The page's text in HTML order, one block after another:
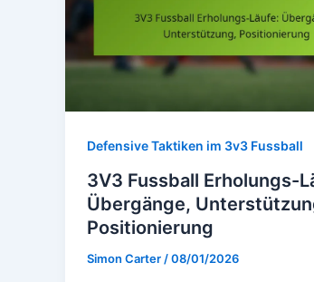
Defensive Taktiken im 3v3 Fussball
3V3 Fussball Erholungs-
Übergänge,
Positionierung
Simon Carter /08/01/2026